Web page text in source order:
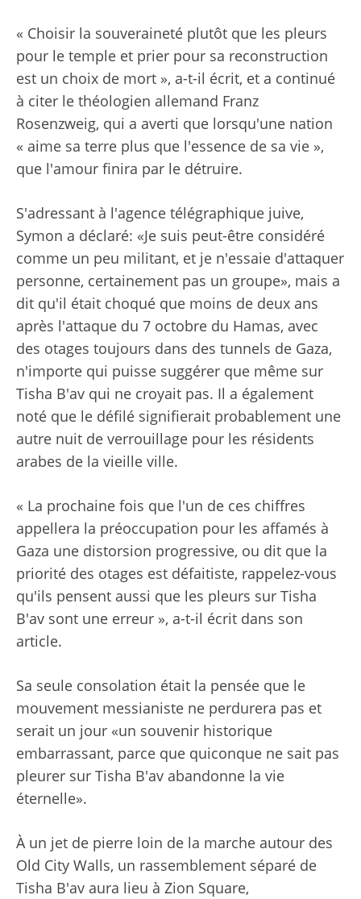
« Choisir la souveraineté plutôt que les pleurs
pour le temple et prier pour sa reconstruction
est un choix de mort », a-t-il écrit, et a continué
à citer le théologien allemand Franz
Rosenzweig, qui a averti que lorsqu'une nation
« aime sa terre plus que l'essence de sa vie »,
que l'amour finira par le détruire.
S'adressant à l'agence télégraphique juive,
Symon a déclaré: «Je suis peut-être considéré
comme un peu militant, et je n'essaie d'attaquer
personne, certainement pas un groupe», mais a
dit qu'il était choqué que moins de deux ans
après l'attaque du 7 octobre du Hamas, avec
des otages toujours dans des tunnels de Gaza,
n'importe qui puisse suggérer que même sur
Tisha B'av qui ne croyait pas. Il a également
noté que le défilé signifierait probablement une
autre nuit de verrouillage pour les résidents
arabes de la vieille ville.
« La prochaine fois que l'un de ces chiffres
appellera la préoccupation pour les affamés à
Gaza une distorsion progressive, ou dit que la
priorité des otages est défaitiste, rappelez-vous
qu'ils pensent aussi que les pleurs sur Tisha
B'av sont une erreur », a-t-il écrit dans son
article.
Sa seule consolation était la pensée que le
mouvement messianiste ne perdurera pas et
serait un jour «un souvenir historique
embarrassant, parce que quiconque ne sait pas
pleurer sur Tisha B'av abandonne la vie
éternelle».
À un jet de pierre loin de la marche autour des
Old City Walls, un rassemblement séparé de
Tisha B'av aura lieu à Zion Square,